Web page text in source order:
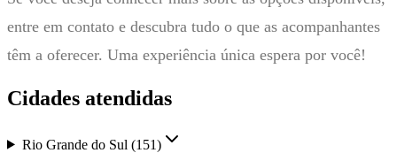
entre em contato e descubra tudo o que as acompanhantes
têm a oferecer. Uma experiência única espera por você!
Cidades atendidas
Rio Grande do Sul (151)